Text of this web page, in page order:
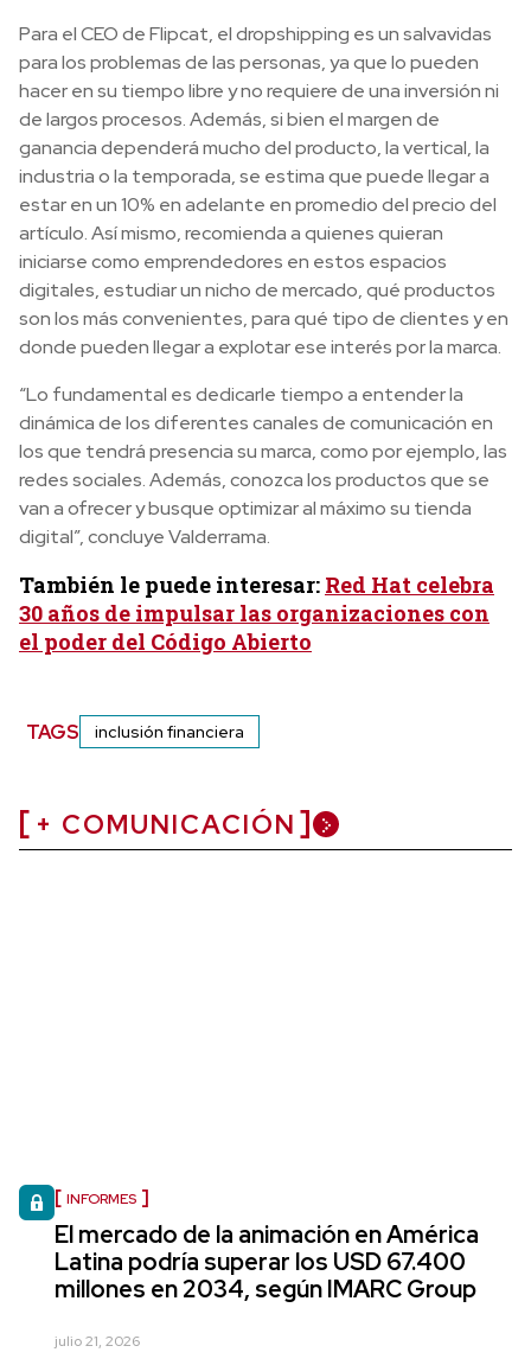
Para el CEO de Flipcat, el dropshipping es un salvavidas
para los problemas de las personas, ya que lo pueden
hacer en su tiempo libre y no requiere de una inversión ni
de largos procesos. Además, si bien el margen de
ganancia dependerá mucho del producto, la vertical, la
industria o la temporada, se estima que puede llegar a
estar en un 10% en adelante en promedio del precio del
artículo. Así mismo, recomienda a quienes quieran
iniciarse como emprendedores en estos espacios
digitales, estudiar un nicho de mercado, qué productos
son los más convenientes, para qué tipo de clientes y en
donde pueden llegar a explotar ese interés por la marca.
“Lo fundamental es dedicarle tiempo a entender la
dinámica de los diferentes canales de comunicación en
los que tendrá presencia su marca, como por ejemplo, las
redes sociales. Además, conozca los productos que se
van a ofrecer y busque optimizar al máximo su tienda
digital”, concluye Valderrama.
También le puede interesar: Red Hat celebra
30 años de impulsar las organizaciones con
el poder del Código Abierto
TAGS inclusión financiera
+ COMUNICACIÓN
INFORMES
El mercado de la animación en América
Latina podría superar los USD 67.400
millones en 2034, según IMARC Group
julio 21, 2026